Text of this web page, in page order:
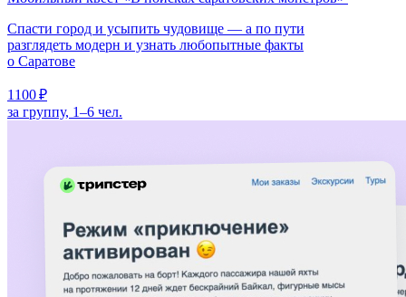
Спасти город и усыпить чудовище — а по пути
разглядеть модерн и узнать любопытные факты
о Саратове
1100 ₽
за группу, 1–6 чел.